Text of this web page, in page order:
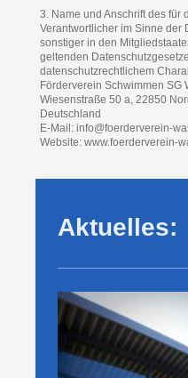
3. Name und Anschrift des für
Verantwortlicher im Sinne der
sonstiger in den
geltenden
datenschutzrechtlichem
Förderverein Schwimmen SG
Wiesenstraße 50 a, 22850
Deutschland
E-Mail: info@foerderverein-
Website: www.foerderverein-
Aktuelles: